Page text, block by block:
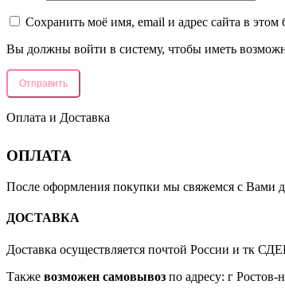
Сохранить моё имя, email и адрес сайта в
Вы должны войти в систему, чтобы иметь
Оплата и Доставка
ОПЛАТА
После оформления покупки мы свяжемся с Вами
ДОСТАВКА
Доставка осуществляется почтой России и тк
Также возможен самовывоз по адресу: г